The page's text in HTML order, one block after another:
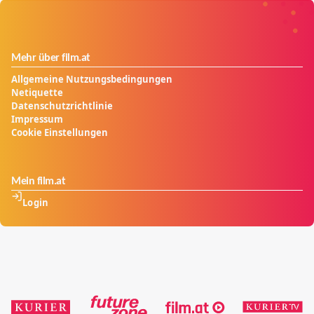
Mehr über film.at
Allgemeine Nutzungsbedingungen
Netiquette
Datenschutzrichtlinie
Impressum
Cookie Einstellungen
Mein film.at
Login